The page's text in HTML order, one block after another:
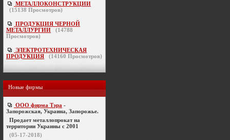
МЕТАЛЛОКОНСТРУКЦИИ
(15138 Просмотров)
ПРОДУКЦИЯ ЧЕРНОЙ
МЕТАЛЛУРГИИ
(14788
Просмотров)
ЭЛЕКТРОТЕХНИЧЕСКАЯ
ПРОДУКЦИЯ
(14160 Просмотров)
Новые фирмы
ООО фирма Тэра -
Запорожская, Украина, Запорожье.
Продает металлопрокат на
территории Украины с 2001
(05-17-2018)